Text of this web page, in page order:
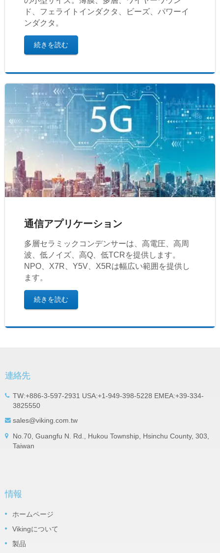
ド、フェライトインダクタ、ビーズ、パワーイ
ンダクタ。
続きを読む
通信アプリケーション
多層セラミックコンデンサーは、高電圧、高周
波、低ノイズ、高Q、低TCRを提供します。
NPO、X7R、Y5V、X5Rは幅広い範囲を提供し
ます。
続きを読む
連絡先
TW:+886-3-597-2931 USA:+1-949-398-5228 EMEA:+39-334-
3825550
sales@viking.com.tw
No.70, Guangfu N. Rd., Hukou Township, Hsinchu County, 303,
Taiwan
情報
ホームページ
Vikingについて
製品